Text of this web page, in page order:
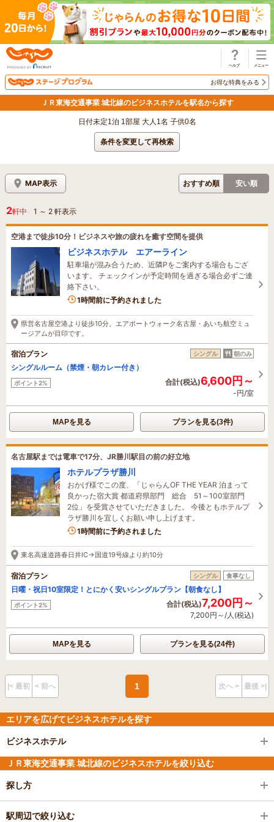
お得な特典をみる
ＪＲ東海交通事業 城北線のビジネスホテルを駅名から探す
日付未定1泊 1部屋 大人1名 子供0名
条件を変更して再検索
MAP表示 おすすめ順 安い順
2軒中 1 ～ 2 軒表示
空港まで徒歩10分！ビジネスや旅の疲れを癒す空間を提供
ビジネスホテル エアーライン
駐車場が混み合うため、近隣Pをご案内する場合もござ
います。 チェックインが予定時間を過ぎる場合必ずご連
絡下さい。
1時間前に予約されました
県営名古屋空港より徒歩10分。エアポートウォーク名古屋・あいち航空ミュ
ージアムが目印です。
宿泊プラン シングル 朝のみ
シングルルーム（禁煙・朝カレー付き）
ポイント2% 合計(税込)6,600円～
-円/室
MAPを見る プランを見る(3件)
名古屋駅までは電車で17分、JR勝川駅目の前の好立地
ホテルプラザ勝川
おかげ様でこの度、「じゃらんOF THE YEAR 泊まって
良かった宿大賞 都道府県部門 総合 51～100室部門
2位」を受賞させていただきました。 今後ともホテルプ
ラザ勝川を宜しくお願い申し上げます。
2名がこの宿を見ています
1時間前に予約されました
東名高速道路春日井IC→国道19号線より約10分
宿泊プラン シングル 食事なし
日曜・祝日10室限定！とにかく安いシングルプラン【朝食なし】
ポイント2% 合計(税込)7,200円～
7,200円～/人(税込)
MAPを見る プランを見る(24件)
|< 最初 < 前へ 1 次へ > 最後 >|
エリアを広げてビジネスホテルを探す
ビジネスホテル
ＪＲ東海交通事業 城北線のビジネスホテルを絞り込む
探し方
駅周辺で絞り込む